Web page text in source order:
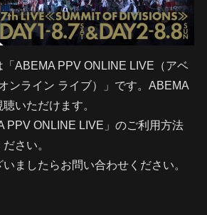
ABEMA PPV ONLINE LIVE（アベ
ンライン ライブ）」です。ABEMA
いただけます。
PPV ONLINE LIVE」のご利用方法
さい。
ましたらお問い合わせください。